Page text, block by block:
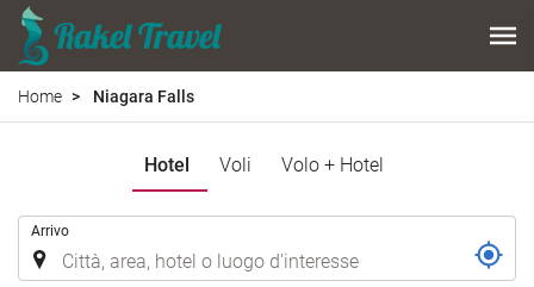
Home Niagara Falls
Hotel Voli Volo + Hotel
Arrivo